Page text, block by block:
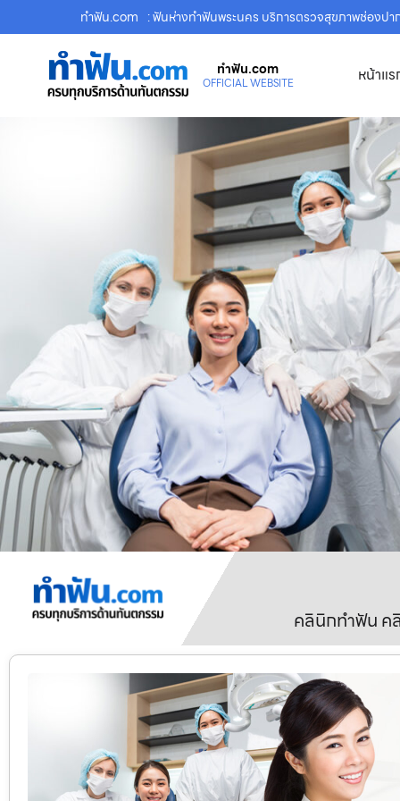
ทําฟัน.com : ฟันห่างทำฟันพระนคร บริการตรวจสุขภาพช่องป
ทําฟัน.com
OFFICIAL WEBSITE หน้าแ
คลินิกทำฟัน ค